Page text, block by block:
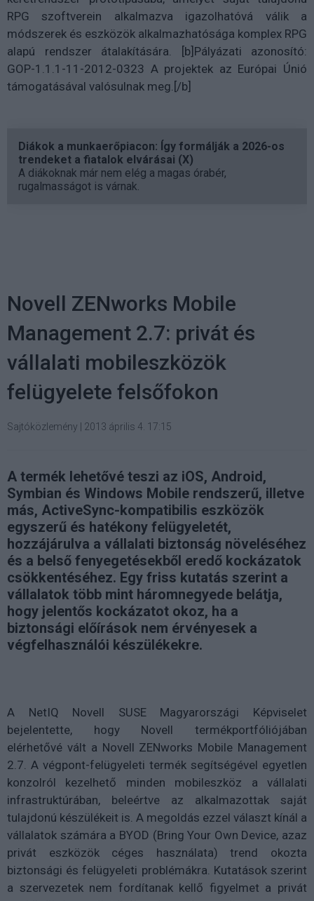
RPG szoftverein alkalmazva igazolhatóvá válik a
módszerek és eszközök alkalmazhatósága komplex RPG
alapú rendszer átalakítására. [b]Pályázati azonosító:
GOP-1.1.1-11-2012-0323 A projektek az Európai Únió
támogatásával valósulnak meg.[/b]
Diákok a munkaerőpiacon: Így formálják a 2026-os
trendeket a fiatalok elvárásai (X)
A diákoknak már nem elég a magas órabér,
rugalmasságot is várnak.
Novell ZENworks Mobile
Management 2.7: privát és
vállalati mobileszközök
felügyelete felsőfokon
Sajtóközlemény 2013 április 4. 17:15
A termék lehetővé teszi az iOS, Android,
Symbian és Windows Mobile rendszerű, illetve
más, ActiveSync-kompatibilis eszközök
egyszerű és hatékony felügyeletét,
hozzájárulva a vállalati biztonság növeléséhez
és a belső fenyegetésekből eredő kockázatok
csökkentéséhez. Egy friss kutatás szerint a
vállalatok több mint háromnegyede belátja,
hogy jelentős kockázatot okoz, ha a
biztonsági előírások nem érvényesek a
végfelhasználói készülékekre.
A NetIQ Novell SUSE Magyarországi Képviselet
bejelentette, hogy Novell termékportfóliójában
elérhetővé vált a Novell ZENworks Mobile Management
2.7. A végpont-felügyeleti termék segítségével egyetlen
konzolról kezelhető minden mobileszköz a vállalati
infrastruktúrában, beleértve az alkalmazottak saját
tulajdonú készülékeit is. A megoldás ezzel választ kínál a
vállalatok számára a BYOD (Bring Your Own Device, azaz
privát eszközök céges használata) trend okozta
biztonsági és felügyeleti problémákra. Kutatások szerint
a szervezetek nem fordítanak kellő figyelmet a privát